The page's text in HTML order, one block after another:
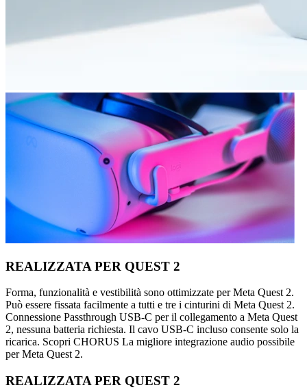
REALIZZATA PER QUEST 2
Forma, funzionalità e vestibilità sono ottimizzate per Meta Quest 2.
Può essere fissata facilmente a tutti e tre i cinturini di Meta Quest 2.
Connessione Passthrough USB-C per il collegamento a Meta Quest
2, nessuna batteria richiesta. Il cavo USB-C incluso consente solo la
ricarica. Scopri CHORUS La migliore integrazione audio possibile
per Meta Quest 2.
REALIZZATA PER QUEST 2